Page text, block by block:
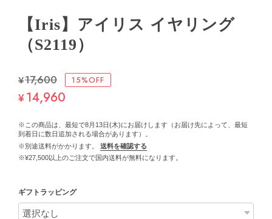
【Iris】アイリス イヤリング
（S2119）
¥17,600 15%OFF
¥14,960
※この商品は、最短で8月13日(木)にお届けします（お届け先によって、最短
到着日に数日追加される場合があります）。
※別途送料がかかります。
送料を確認する
※¥27,500以上のご注文で国内送料が無料になります。
ギフトラッピング